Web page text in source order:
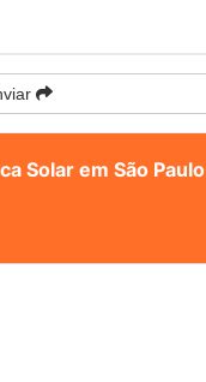
Solar em São Paulo